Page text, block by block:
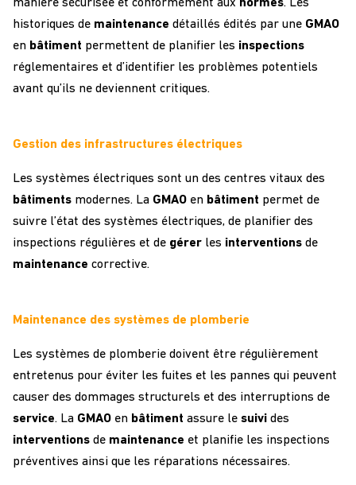
manière sécurisée et conformément aux normes. Les
historiques de maintenance détaillés édités par une GMAO
en bâtiment permettent de planifier les inspections
réglementaires et d’identifier les problèmes potentiels
avant qu’ils ne deviennent critiques.
Gestion des infrastructures électriques
Les systèmes électriques sont un des centres vitaux des
bâtiments modernes. La GMAO en bâtiment permet de
suivre l’état des systèmes électriques, de planifier des
inspections régulières et de gérer les interventions de
maintenance corrective.
Maintenance des systèmes de plomberie
Les systèmes de plomberie doivent être régulièrement
entretenus pour éviter les fuites et les pannes qui peuvent
causer des dommages structurels et des interruptions de
service. La GMAO en bâtiment assure le suivi des
interventions de maintenance et planifie les inspections
préventives ainsi que les réparations nécessaires.